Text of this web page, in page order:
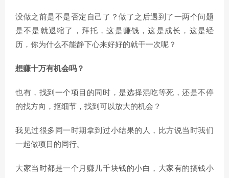
没做之前是不是否定自己了？做了之后遇到了一两个问题
是不是就退缩了，拜托，这是赚钱，这是成长，这是经
历，你为什么不能静下心来好好的就干一次呢？
想赚十万有机会吗？
也有，找到一个项目的同时，是选择混吃等死，还是不停
的找方向，抠细节，找到可以放大的机会？
我见过很多同一时期拿到过小结果的人，比方说当时我们
一起做项目的同行。
大家当时都是一个月赚几千块钱的小白，大家有的搞钱小